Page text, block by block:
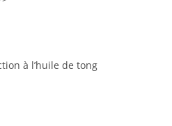
à l’huile de tong